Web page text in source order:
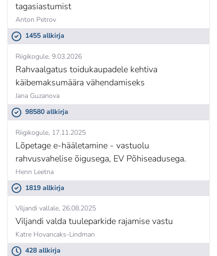
tagasiastumist
Anton Petrov
1455 allkirja
Riigikogule 9.03.2026
Rahvaalgatus toidukaupadele kehtiva
käibemaksumäära vähendamiseks
Jana Guzanova
98580 allkirja
Riigikogule 17.11.2025
Lõpetage e-hääletamine - vastuolu
rahvusvahelise õigusega, EV Põhiseadusega.
Henn Leetna
1819 allkirja
Viljandi vallale 26.08.2025
Viljandi valda tuuleparkide rajamise vastu
Katre Hovancaks-Lindman
428 allkirja